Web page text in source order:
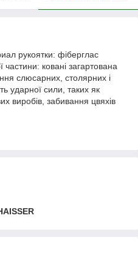
рукоятки: фіберглас
ковані загартована
слюсарних, столярних і
ударної сили, таких як
виробів, забивання цвяхів